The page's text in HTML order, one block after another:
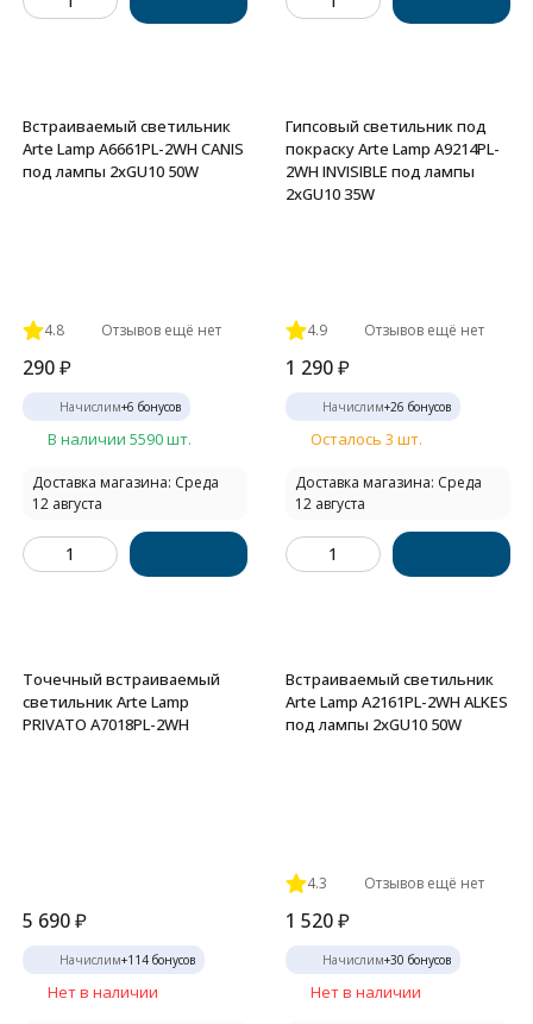
Встраиваемый светильник
Arte Lamp A6661PL-2WH CANIS
под лампы 2xGU10 50W
4.8 Отзывов ещё нет
290₽
Начислим+6 бонусов
В наличии 5590 шт.
Доставка магазина: Среда
12 августа
Гипсовый светильник под
покраску Arte Lamp A9214PL-
2WH INVISIBLE под лампы
2xGU10 35W
4.9 Отзывов ещё нет
1 290₽
Начислим+26 бонусов
Осталось 3 шт.
Доставка магазина: Среда
12 августа
Точечный встраиваемый
светильник Arte Lamp
PRIVATO A7018PL-2WH
5 690₽
Начислим+114 бонусов
Нет в наличии
Встраиваемый светильник
Arte Lamp A2161PL-2WH ALKES
под лампы 2xGU10 50W
4.3 Отзывов ещё нет
1 520₽
Начислим+30 бонусов
Нет в наличии